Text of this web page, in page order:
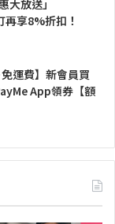
大放送」
享8%折扣！
運費】新會員買
App領券【額